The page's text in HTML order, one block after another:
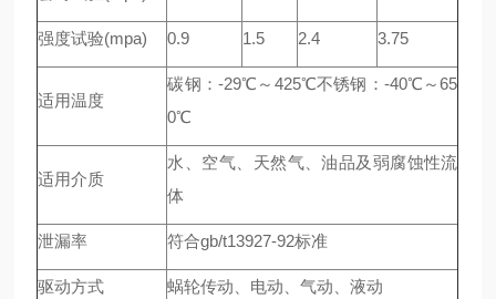
强度试验(mpa) 0.9 1.5 2.4 3.75
适用温度
碳钢：-29℃～425℃不锈钢：-40℃～65
0℃
适用介质
水、空气、天然气、油品及弱腐蚀性流
体
泄漏率 符合gb/t13927-92标准
驱动方式 蜗轮传动、电动、气动、液动